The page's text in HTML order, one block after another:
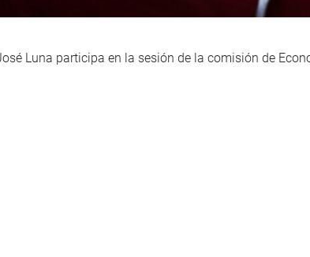
Luna participa en la sesión de la comisión de